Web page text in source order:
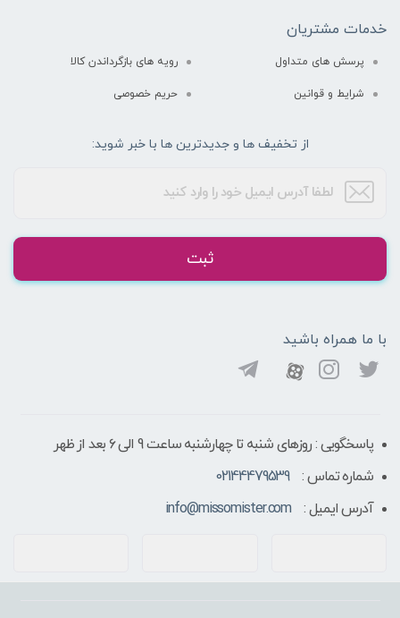
خدمات مشتریان
پرسش های متداول رویه های بازگرداندن کالا
شرایط و قوانین حریم خصوصی
از تخفیف ها و جدیدترین ها با خبر شوید:
ثبت
با ما همراه باشید
پاسخگویی : روزهای شنبه تا چهارشنبه ساعت 9 الی ۶ بعد از ظهر
شماره تماس :
02144479539
آدرس ایمیل :
info@missomister.com